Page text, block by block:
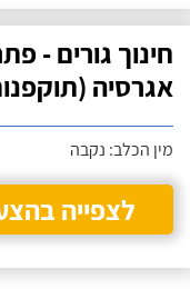
חינוך גורים -
אגרסיה
מין הכלב: נקבה
לצפייה